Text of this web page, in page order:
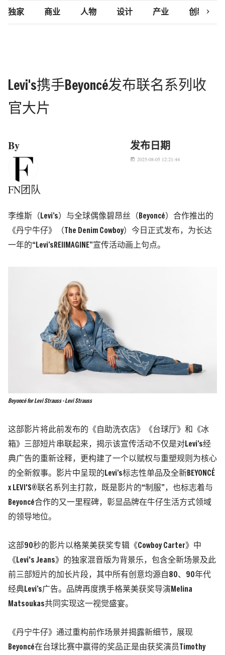
独家 商业 人物 设计 产业 创新研究
chevron_right
Levi's携手Beyoncé发布联名系列收
官大片
By
FN团队
发布日期
today 2025-08-05 12:21:44
李维斯（Levi’s）与全球偶像碧昂丝（Beyoncé）合作推出的
《丹宁牛仔》（The Denim Cowboy）今日正式发布，为长达
一年的“Levi’sREIIMAGINE”宣传活动画上句点。
Beyoncé for Levi Strauss - Levi Strauss
这部影片将此前发布的《自助洗衣店》《台球厅》和《冰
箱》三部短片串联起来，揭示该宣传活动不仅是对Levi’s经
典广告的重新诠释，更构建了一个以赋权与重塑规则为核心
的全新叙事。影片中呈现的Levi’s标志性单品及全新BEYONCÉ
x LEVI'S®联名系列主打款，既是影片的“制服”，也标志着与
Beyoncé合作的又一里程碑，彰显品牌在牛仔生活方式领域
的领导地位。
这部90秒的影片以格莱美获奖专辑《Cowboy Carter》中
《Levi's Jeans》的独家混音版为背景乐，包含全新场景及此
前三部短片的加长片段，其中所有创意均源自80、90年代
经典Levi’s广告。品牌再度携手格莱美获奖导演Melina
Matsoukas共同实现这一视觉盛宴。
《丹宁牛仔》通过重构前作场景并揭露新细节，展现
Beyoncé在台球比赛中赢得的奖品正是由获奖演员Timothy